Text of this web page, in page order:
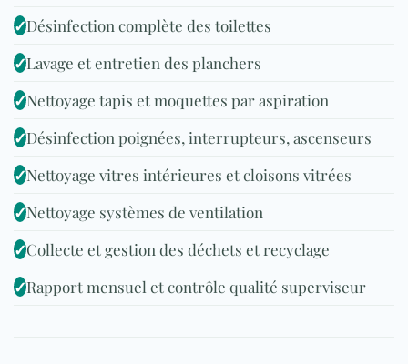
✓Désinfection complète des toilettes
✓Lavage et entretien des planchers
✓Nettoyage tapis et moquettes par aspiration
✓Désinfection poignées, interrupteurs, ascenseurs
✓Nettoyage vitres intérieures et cloisons vitrées
✓Nettoyage systèmes de ventilation
✓Collecte et gestion des déchets et recyclage
✓Rapport mensuel et contrôle qualité superviseur